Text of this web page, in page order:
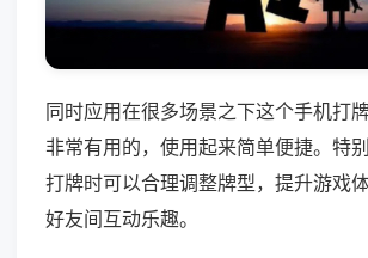
同时应用在很多场景之下这个手机打
非常有用的，使用起来简单便捷。特
打牌时可以合理调整牌型，提升游戏
好友间互动乐趣。